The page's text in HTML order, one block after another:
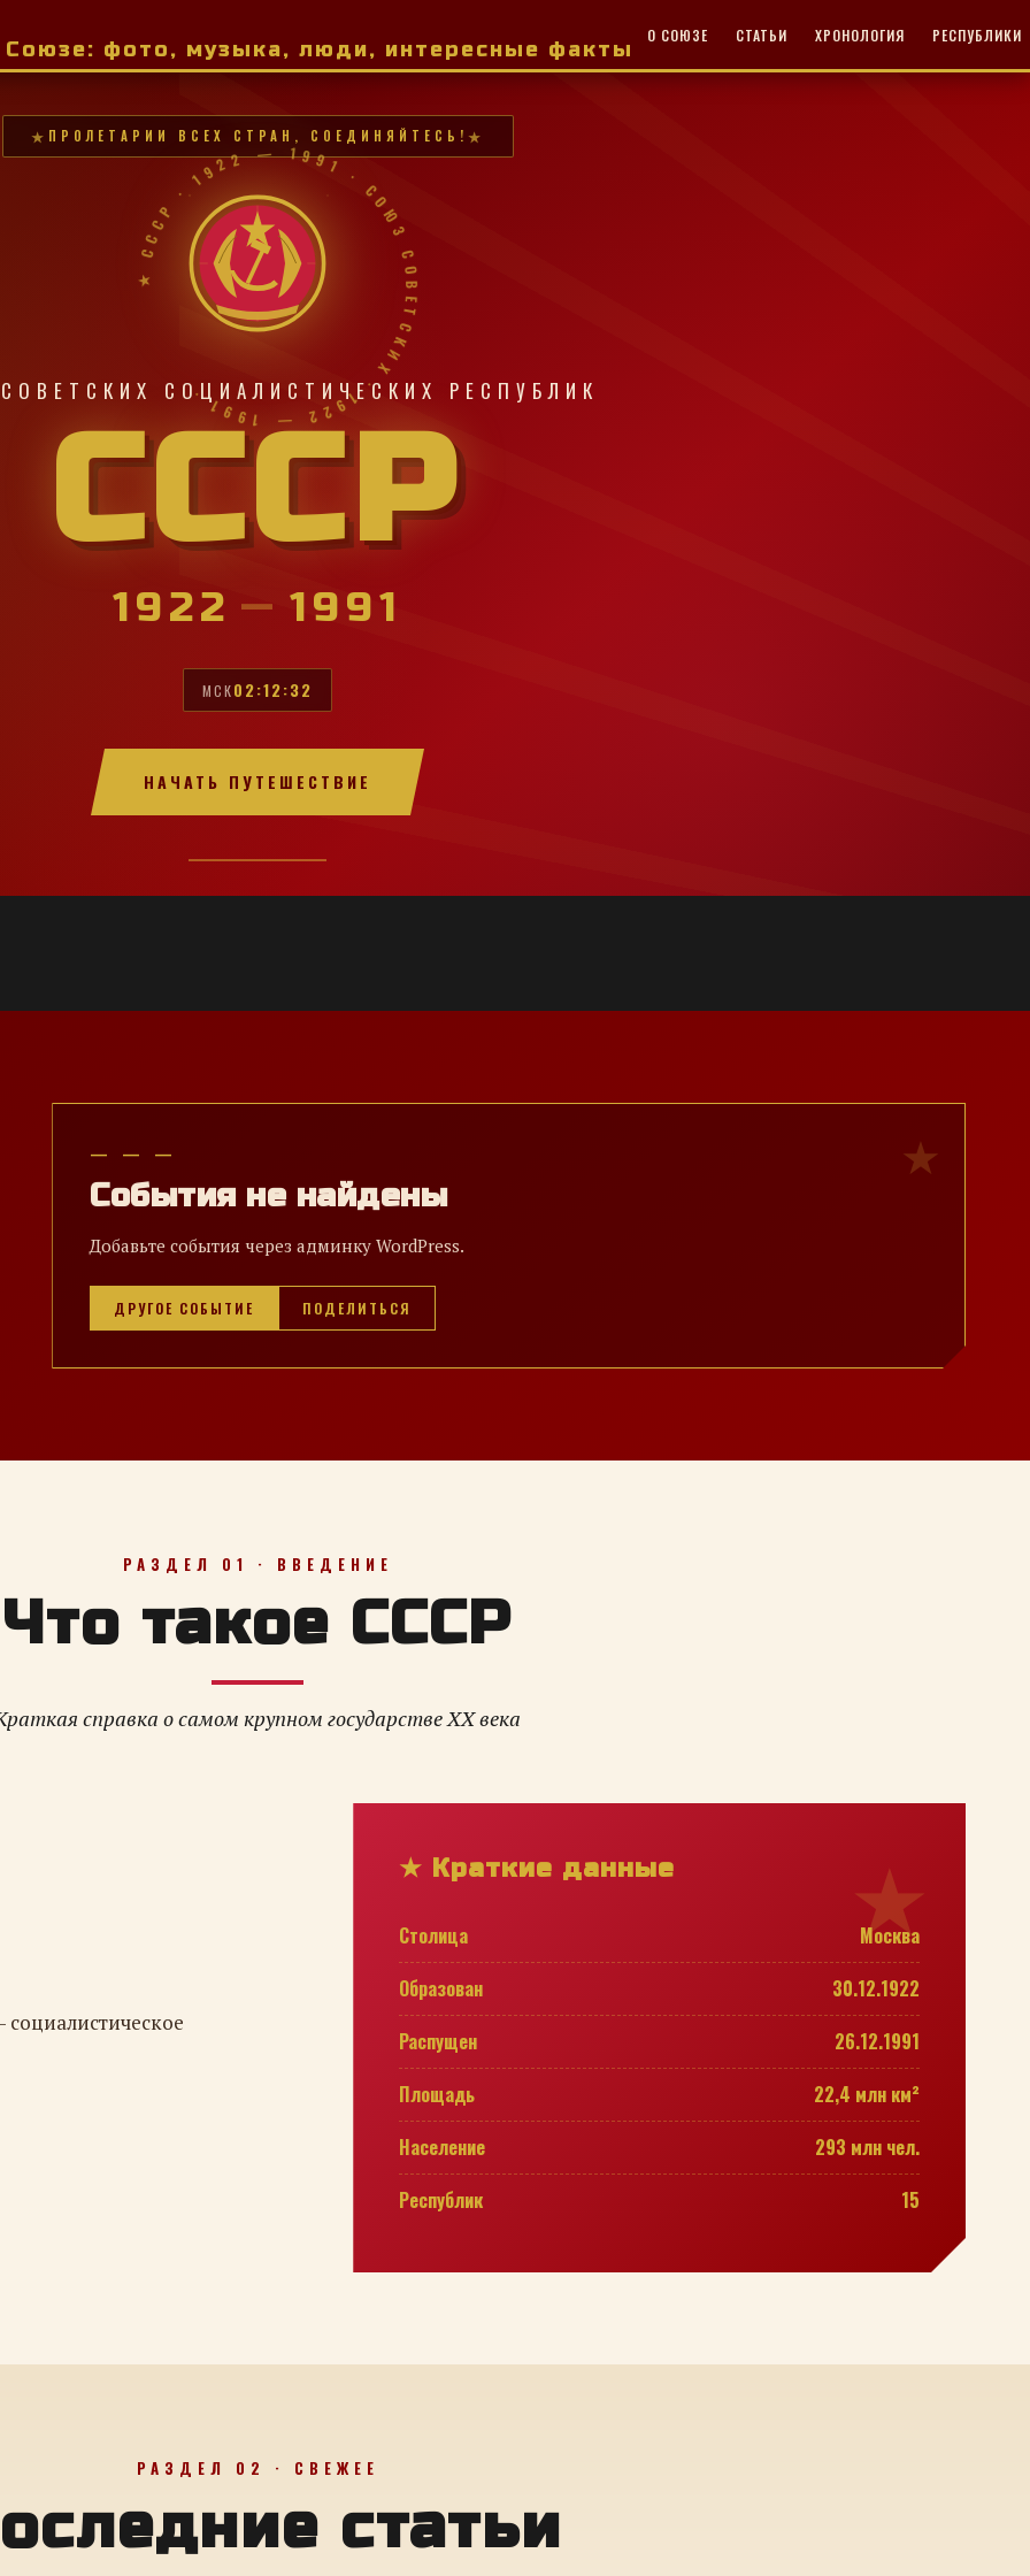
фото, музыка, люди, интересные факты
О СОЮЗЕ СТАТЬИ ХРОНОЛОГИЯ РЕСПУБЛИКИ
ПРОЛЕТАРИИ ВСЕХ СТРАН, СОЕДИНЯЙТЕСЬ!
★ СССР · 1922 — 1991 · СОЮЗ СОВЕТСКИХ · 1922 — 1991 ·
СОЦИАЛИСТИЧЕСКИХ РЕСПУБЛИК
СССР
1922 — 1991
МСК02:12:34
НАЧАТЬ ПУТЕШЕСТВИЕ
— — —
События не найдены
Добавьте события через админку WordPress.
ДРУГОЕ СОБЫТИЕ ПОДЕЛИТЬСЯ
РАЗДЕЛ 01 · ВВЕДЕНИЕ
Что такое СССР
справка о самом крупном государстве XX века
★ Краткие данные
Столица
Москва
Образован
30.12.1922
Распущен
26.12.1991
Площадь
22,4 млн км²
Население
293 млн чел.
Республик
15
РАЗДЕЛ 02 · СВЕЖЕЕ
статьи